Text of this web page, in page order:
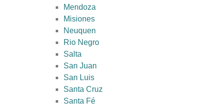
Mendoza
Misiones
Neuquen
Rio Negro
Salta
San Juan
San Luis
Santa Cruz
Santa Fé